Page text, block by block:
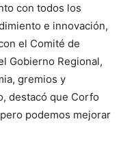
con todos los
e innovación,
el Comité de
Gobierno Regional,
gremios y
destacó que Corfo
podemos mejorar